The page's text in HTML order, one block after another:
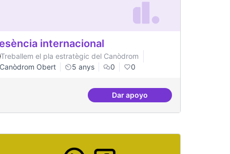
internacional
Treballem el pla estratègic del Canòdrom
Canòdrom Obert
5 anys 0 0
Dar apoyoPresència internacional